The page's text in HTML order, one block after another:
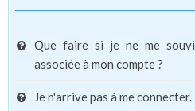
Que faire si je ne me
associée à mon compte ?
Je n'arrive pas à me connecter.